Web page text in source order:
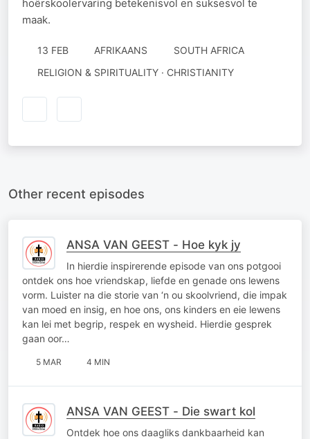
hoërskoolervaring betekenisvol en suksesvol te
maak.
13 FEB AFRIKAANS
SOUTH AFRICA
RELIGION & SPIRITUALITY · CHRISTIANITY
Other recent episodes
ANSA VAN GEEST - Hoe kyk jy
In hierdie inspirerende episode van ons potgooi
ontdek ons hoe vriendskap, liefde en genade ons lewens
vorm. Luister na die storie van ‘n ou skoolvriend, die impak
van moed en insig, en hoe ons, ons kinders en eie lewens
kan lei met begrip, respek en wysheid. Hierdie gesprek
gaan oor…
5 MAR 4 MIN
ANSA VAN GEEST - Die swart kol
Ontdek hoe ons daagliks dankbaarheid kan